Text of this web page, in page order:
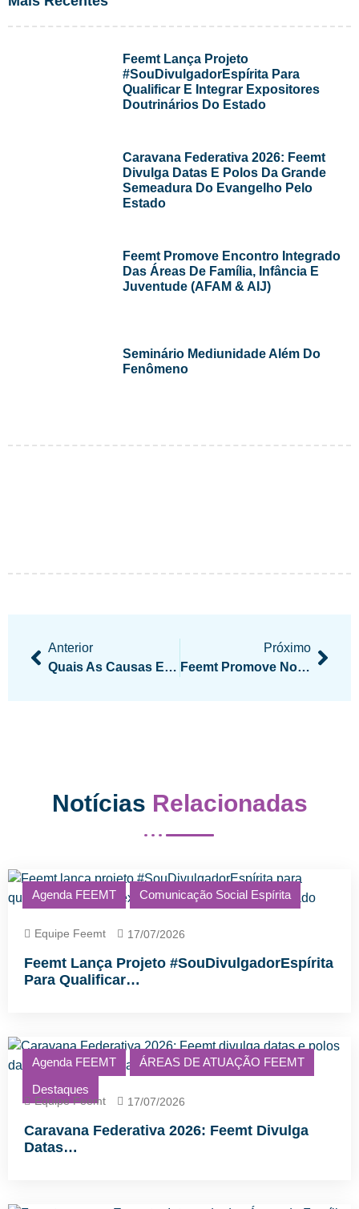
Feemt Lança Projeto
#SouDivulgadorEspírita Para
Qualificar E Integrar Expositores
Doutrinários Do Estado
Caravana Federativa 2026: Feemt
Divulga Datas E Polos Da Grande
Semeadura Do Evangelho Pelo
Estado
Feemt Promove Encontro Integrado
Das Áreas De Família, Infância E
Juventude (AFAM & AIJ)
Seminário Mediunidade Além Do
Fenômeno
Anterior
Quais As Causas Espirituais Da Depressão?
Próximo
Feemt Promove Novo Seminário Em Nova Mutum
Notícias Relacionadas
Agenda FEEMT Comunicação Social Espírita
Equipe Feemt 17/07/2026
Feemt Lança Projeto #SouDivulgadorEspírita
Para Qualificar…
Agenda FEEMT
ÁREAS DE ATUAÇÃO FEEMT
Destaques
Equipe Feemt 17/07/2026
Caravana Federativa 2026: Feemt Divulga
Datas…